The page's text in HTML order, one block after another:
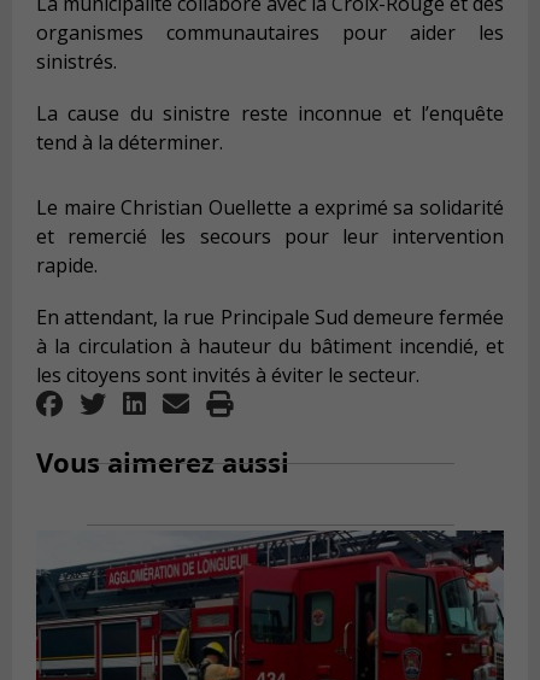
organismes communautaires pour aider les
sinistrés.
La cause du sinistre reste inconnue et l’enquête
tend à la déterminer.
Le maire Christian Ouellette a exprimé sa solidarité
et remercié les secours pour leur intervention
rapide.
En attendant, la rue Principale Sud demeure fermée
à la circulation à hauteur du bâtiment incendié, et
les citoyens sont invités à éviter le secteur.
Vous aimerez aussi